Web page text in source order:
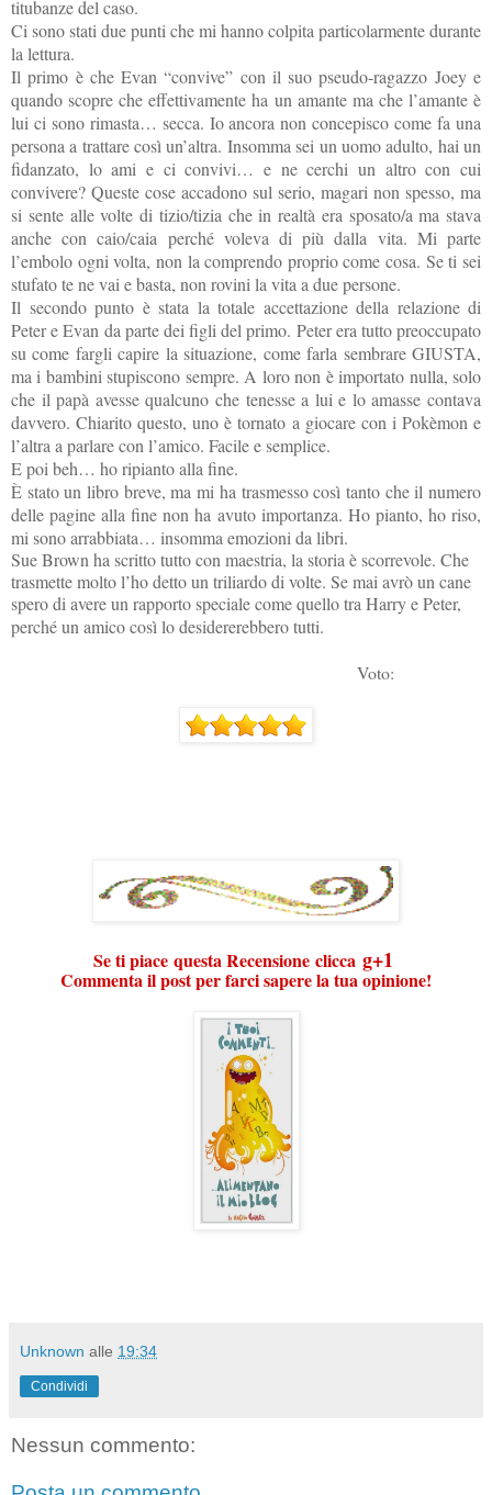
titubanze del caso.
Ci sono stati due punti che mi hanno colpita particolarmente durante
la lettura.
Il primo è che Evan “convive” con il suo pseudo-ragazzo Joey e
quando scopre che effettivamente ha un amante ma che l’amante è
lui ci sono rimasta… secca. Io ancora non concepisco come fa una
persona a trattare così un’altra. Insomma sei un uomo adulto, hai un
fidanzato, lo ami e ci convivi… e ne cerchi un altro con cui
convivere? Queste cose accadono sul serio, magari non spesso, ma
si sente alle volte di tizio/tizia che in realtà era sposato/a ma stava
anche con caio/caia perché voleva di più dalla vita. Mi parte
l’embolo ogni volta, non la comprendo proprio come cosa. Se ti sei
stufato te ne vai e basta, non rovini la vita a due persone.
Il secondo punto è stata la totale accettazione della relazione di
Peter e Evan da parte dei figli del primo. Peter era tutto preoccupato
su come fargli capire la situazione, come farla sembrare GIUSTA,
ma i bambini stupiscono sempre. A loro non è importato nulla, solo
che il papà avesse qualcuno che tenesse a lui e lo amasse contava
davvero. Chiarito questo, uno è tornato a giocare con i Pokèmon e
l’altra a parlare con l’amico. Facile e semplice.
E poi beh… ho ripianto alla fine.
È stato un libro breve, ma mi ha trasmesso così tanto che il numero
delle pagine alla fine non ha avuto importanza. Ho pianto, ho riso,
mi sono arrabbiata… insomma emozioni da libri.
Sue Brown ha scritto tutto con maestria, la storia è scorrevole. Che
trasmette molto l’ho detto un triliardo di volte. Se mai avrò un cane
spero di avere un rapporto speciale come quello tra Harry e Peter,
perchéun amico così lo desidererebbero tutti.
Voto:
Se ti piace questa Recensionecliccag+1
Commenta il post per farci sapere la tua opinione!
Unknown alle 19:34
Condividi
Nessun commento: